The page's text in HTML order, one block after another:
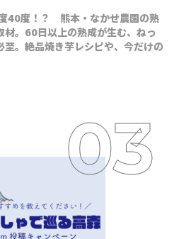
40度！？ 熊本・なかせ農園の熟
材。60日以上の熟成が生む、ねっ
至。絶品焼き芋レシピや、今だけの